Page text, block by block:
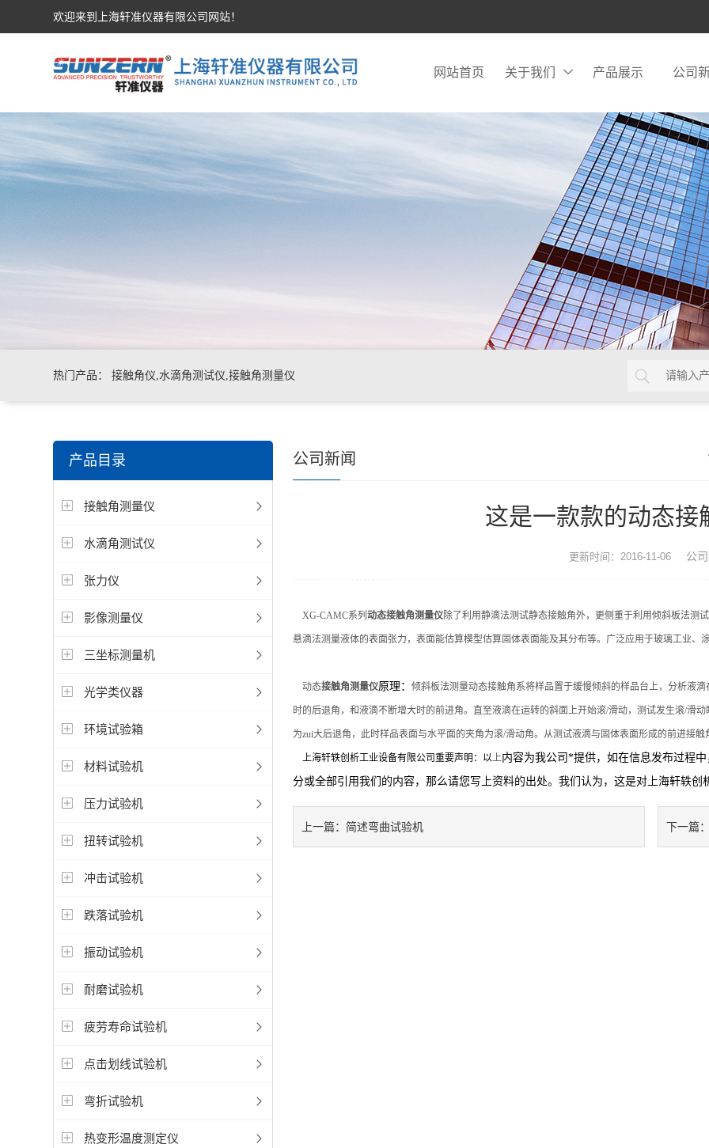
欢迎来到上海轩准仪器有限公司网站！
网站首页 关于我们 产品展示 公司
热门产品： 接触角仪,水滴角测试仪,接触角测量仪
产品目录
接触角测量仪
水滴角测试仪
张力仪
影像测量仪
三坐标测量机
光学类仪器
环境试验箱
材料试验机
压力试验机
扭转试验机
冲击试验机
跌落试验机
振动试验机
耐磨试验机
疲劳寿命试验机
点击划线试验机
弯折试验机
热变形温度测定仪
公司新闻
这是一款款的动态接
更新时间：2016-11-06 公
XG-CAMC系列 动态接触角测量仪除了利用静滴法测试静态接触角外，更侧重于利用倾斜板法测
悬滴法测量液体的表面张力，表面能估算模型估算固体表面能及其分布等。广泛应用于玻璃工业、
动态接触角测量仪原理： 倾斜板法测量动态接触角系将样品置于缓慢倾斜的样品台上，分析液
时的后退角，和液滴不断增大时的前进角。直至液滴在运转的斜面上开始滚/滑动，测试发生滚/滑
为zui大后退角，此时样品表面与水平面的夹角为滚/滑动角。从测试液滴与固体表面形成的前进接
上海轩轶创析工业设备有限公司重要声明：以上内容为我公司*提供，如在信息发布过程
分或全部引用我们的内容，那么请您写上资料的出处。我们认为，这是对上海轩轶
上一篇： 简述弯曲试验机 下一篇